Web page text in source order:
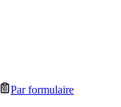
Par formulaire